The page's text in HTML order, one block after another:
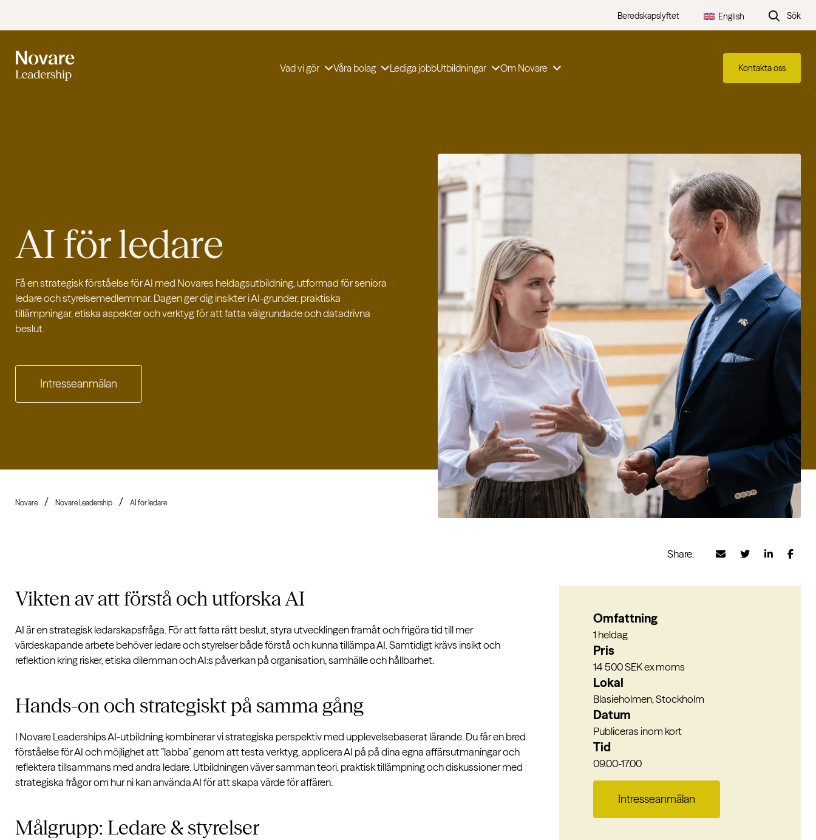
Beredskapslyftet English Sök
Vad vi gör Våra bolag Lediga jobbUtbildningar Om Novare Kontakta oss
AIför ledare
Få en strategisk förståelse för AI med Novares heldagsutbildning, utformad för seniora
ledare och styrelsemedlemmar. Dagen ger dig insikter i AI-grunder, praktiska
tillämpningar, etiska aspekter och verktyg för att fatta välgrundade och datadrivna
beslut.
Intresseanmälan
Novare Novare Leadership AI för ledare
Share:
Vikten av att förstå och utforska AI
AI är en strategisk ledarskapsfråga. För att fatta rätt beslut, styra utvecklingen framåt och frigöra tid till mer
värdeskapande arbete behöver ledare och styrelser både förstå och kunna tillämpa AI. Samtidigt krävs insikt och
reflektion kring risker, etiska dilemman och AI:s påverkan på organisation, samhälle och hållbarhet.
Hands-on och strategiskt på samma gång
I Novare Leaderships AI-utbildning kombinerar vi strategiska perspektiv med upplevelsebaserat lärande. Du får en bred
förståelse för AI och möjlighet att ”labba” genom att testa verktyg, applicera AI på på dina egna affärsutmaningar och
reflektera tillsammans med andra ledare. Utbildningen väver samman teori, praktisk tillämpning och diskussioner med
strategiska frågor om hur ni kan använda AI för att skapa värde för affären.
Målgrupp: Ledare & styrelser
Omfattning
1 heldag
Pris
14 500 SEK ex moms
Lokal
Blasieholmen, Stockholm
Datum
Publiceras inom kort
Tid
09.00-17.00
Intresseanmälan